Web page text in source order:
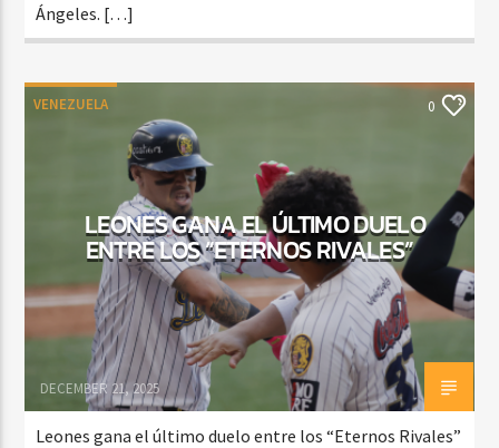
Ángeles. […]
VENEZUELA 0
LEONES GANA EL ÚLTIMO DUELO
ENTRE LOS “ETERNOS RIVALES”
DECEMBER 21, 2025
Leones gana el último duelo entre los “Eternos Rivales”